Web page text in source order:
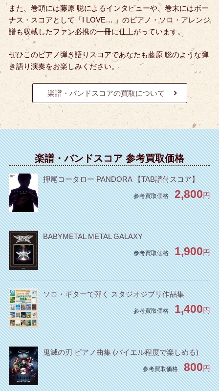
また、巻頭には藤原 聡によるインタビューや、巻末にはボー
ナス・スコアとして「I LOVE… 」のピアノ・ソロ・アレンジ
譜も収載したファン必携の一冊に仕上がっています。
ぜひこのピアノ弾き語りスコアであなたも藤原 聡のような弾
き語り演奏をお楽しみください。
楽譜・バンドスコアの買取について
楽譜・バンドスコア 参考買取価格
押尾コータロー PANDORA 【TAB譜付スコア】
参考買取価格 2,800円
BABYMETAL METAL GALAXY
参考買取価格 1,900円
ソロ・ギターで弾く スタジオジブリ作品集
参考買取価格 1,400円
鬼滅の刃 ピアノ曲集 (バイエル程度で楽しめる)
参考買取価格 800円